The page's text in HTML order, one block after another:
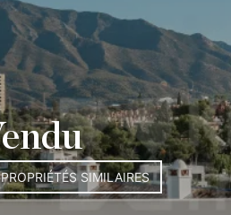
SIMILAIRES